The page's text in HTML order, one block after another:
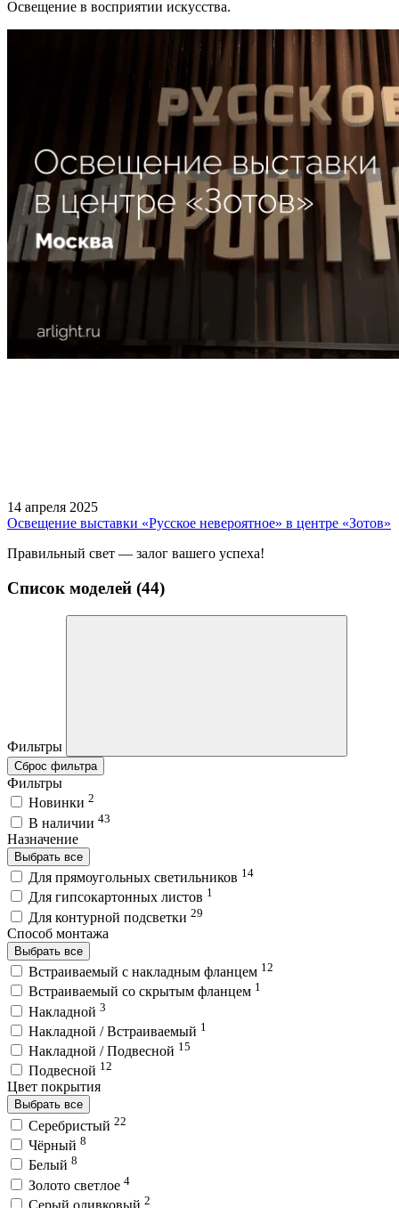
Освещение в восприятии искусства.
14 апреля 2025
Освещение выставки «Русское невероятное» в центре «Зотов»
Правильный свет — залог вашего успеха!
Список моделей (44)
Фильтры
Сброс фильтра
Фильтры
Новинки 2
В наличии 43
Назначение
Выбрать все
Для прямоугольных светильников 14
Для гипсокартонных листов 1
Для контурной подсветки 29
Способ монтажа
Выбрать все
Встраиваемый с накладным фланцем 12
Встраиваемый со скрытым фланцем 1
Накладной 3
Накладной / Встраиваемый 1
Накладной / Подвесной 15
Подвесной 12
Цвет покрытия
Выбрать все
Серебристый 22
Чёрный 8
Белый 8
Золото светлое 4
2